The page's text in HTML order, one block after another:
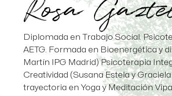
Rosa
Diplomada en Trabajo Social.
AETG. Formada en Bioenergética y
Martín IPG Madrid) Psicoterapia
Creatividad (Susana Estela y
trayectoria en Yoga y Meditación